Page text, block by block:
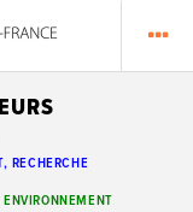
RECHERCHE
ENVIRONNEMENT